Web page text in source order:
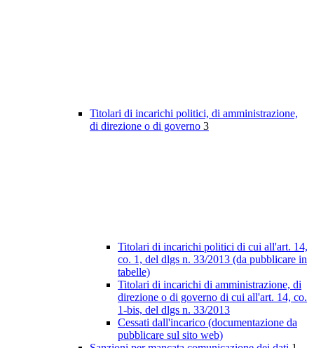
Titolari di incarichi politici, di amministrazione,
di direzione o di governo 3
Titolari di incarichi politici di cui all'art. 14,
co. 1, del dlgs n. 33/2013 (da pubblicare in
tabelle)
Titolari di incarichi di amministrazione, di
direzione o di governo di cui all'art. 14, co.
1-bis, del dlgs n. 33/2013
Cessati dall'incarico (documentazione da
pubblicare sul sito web)